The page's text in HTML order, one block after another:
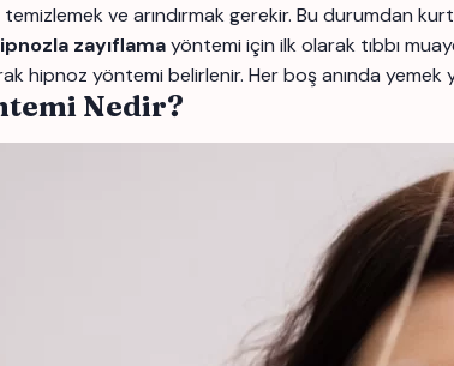
ve arındırmak gerekir. Bu durumdan
zayıflamayöntemi için ilk olarak tıbbı
hipnoz yöntemi belirlenir. Her boş anında
Nedir?